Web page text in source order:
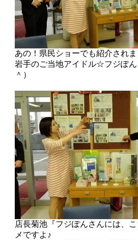
あの！県民ショーでも紹介されま
岩手のご当地アイドル☆フジぽん
＾）
店長菊池『フジぽんさんには、
メですよ♪